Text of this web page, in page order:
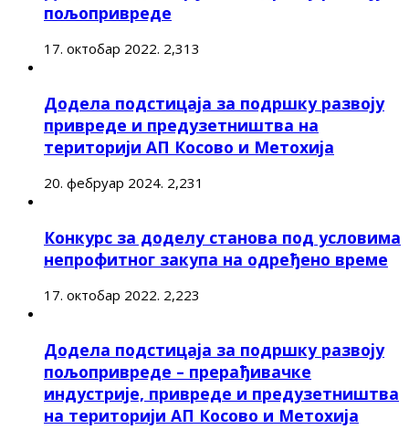
пољопривреде
17. октобар 2022. 2,313
Додела подстицаја за подршку развоју
привреде и предузетништва на
територији АП Косово и Метохија
20. фебруар 2024. 2,231
Конкурс за доделу станова под условима
непрофитног закупа на одређено време
17. октобар 2022. 2,223
Додела подстицаја за подршку развоју
пољопривреде – прерађивачке
индустрије, привреде и предузетништва
на територији АП Косово и Метохија